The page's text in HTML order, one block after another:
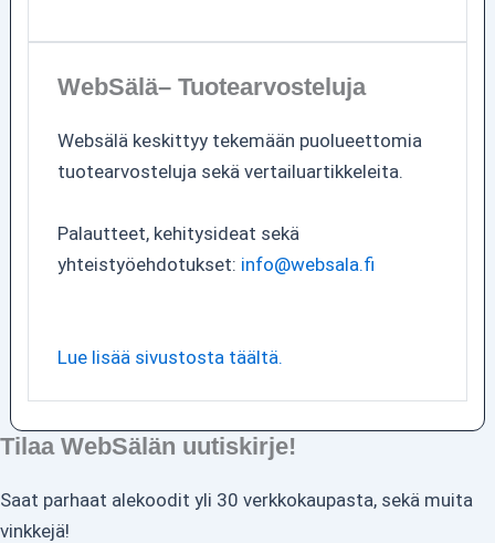
WebSälä– Tuotearvosteluja
Websälä keskittyy tekemään puolueettomia
tuotearvosteluja sekä vertailuartikkeleita.
Palautteet, kehitysideat sekä
yhteistyöehdotukset: info@websala.fi
Lue lisää sivustosta täältä.
Tilaa WebSälän uutiskirje!
Saat parhaat alekoodit yli 30 verkkokaupasta, sekä muita
vinkkejä!